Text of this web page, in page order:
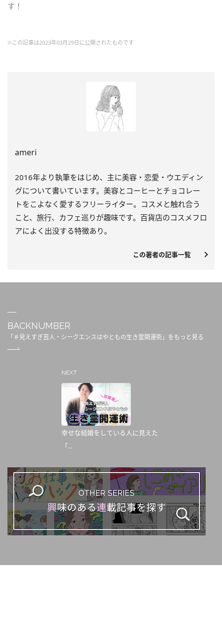
す！
※この記事は2023年03月29日に公開されたものです
ameri
2016年より執筆をはじめ、主に美容・恋愛・ ウエディン
グについて書いています。 美容とコーヒーとチョコレー
トをこよなく愛するフリーライター。 コスメと触れ合う
こと、旅行、カフェ巡りが趣味です。 百貨店のコスメフロ
アによく出没する特徴あり。
この著者の記事一覧
BACKNUMBER
「＃見えすぎ芸人・シークエンスはやともの生き霊開運術」をもっと見る
NEXT
幸せな結婚をしている人に見えた
「...